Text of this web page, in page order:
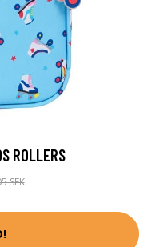
ROLLERS
SEK